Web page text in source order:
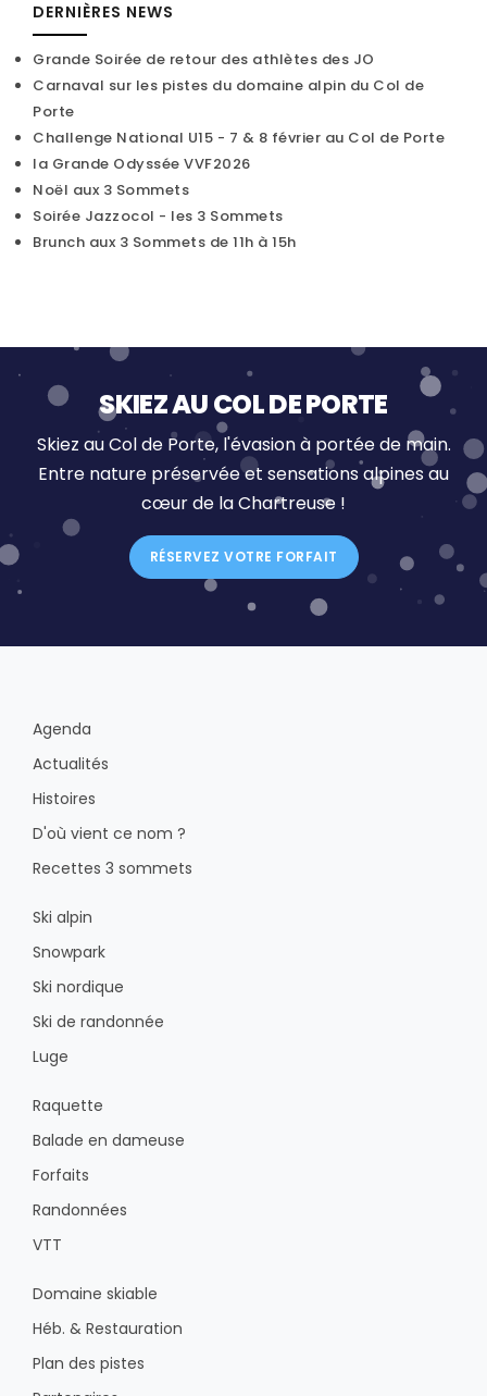
DERNIÈRES NEWS
Grande Soirée de retour des athlètes des JO
Carnaval sur les pistes du domaine alpin du Col de
Porte
Challenge National U15 - 7 & 8 février au Col de Porte
la Grande Odyssée VVF2026
Noël aux 3 Sommets
Soirée Jazzocol - les 3 Sommets
Brunch aux 3 Sommets de 11h à 15h
SKIEZ AU COL DE PORTE
Skiez au Col de Porte, l'évasion à portée de main.
Entre nature préservée et sensations alpines au
cœur de la Chartreuse !
RÉSERVEZ VOTRE FORFAIT
Agenda
Actualités
Histoires
D'où vient ce nom ?
Recettes 3 sommets
Ski alpin
Snowpark
Ski nordique
Ski de randonnée
Luge
Raquette
Balade en dameuse
Forfaits
Randonnées
VTT
Domaine skiable
Héb. & Restauration
Plan des pistes